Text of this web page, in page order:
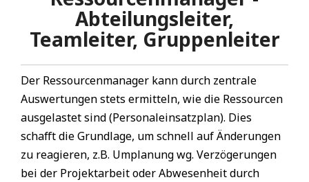
Abteilungsleiter,
Teamleiter, Gruppenleiter
Der Ressourcenmanager kann durch zentrale
Auswertungen stets ermitteln, wie die Ressourcen
ausgelastet sind (Personaleinsatzplan). Dies
schafft die Grundlage, um schnell auf Änderungen
zu reagieren, z.B. Umplanung wg. Verzögerungen
bei der Projektarbeit oder Abwesenheit durch